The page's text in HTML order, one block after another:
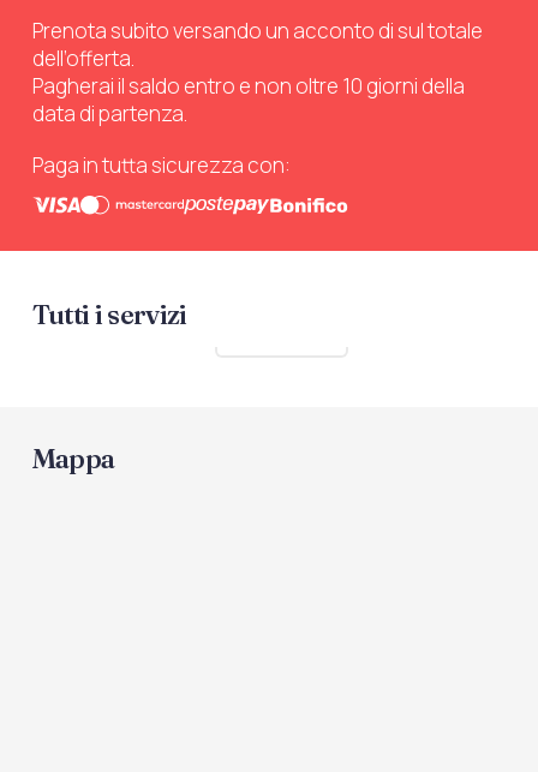
Prenota subito versando un acconto di sul totale
dell’offerta.
Pagherai il saldo entro e non oltre 10 giorni della
data di partenza.
Paga in tutta sicurezza con:
Tutti i servizi
Mappa